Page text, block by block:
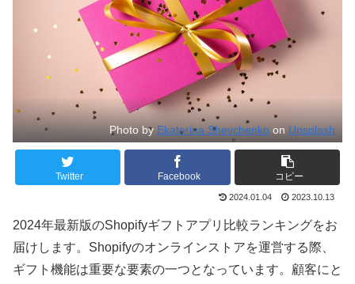
Photo by Ekaterina Shevchenko on Unsplash
Twitter Facebook コピー
2024.01.04 2023.10.13
2024年最新版のShopifyギフトアプリ比較ランキングをお
届けします。Shopifyのオンラインストアを運営する際、
ギフト機能は重要な要素の一つとなっています。顧客にと